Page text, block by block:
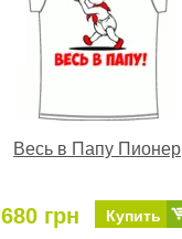
Весь в Папу Пионер
680 грн Купить